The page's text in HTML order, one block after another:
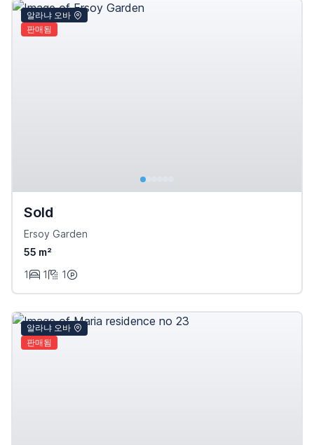
알라냐 오바
판매됨
Sold
Ersoy Garden
55 m²
1
1 1
알라냐 오바
판매됨